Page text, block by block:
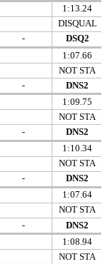
1:13.24
DISQUAL
DSQ2
-
1:07.66
NOT STA
DNS2
-
1:09.75
NOT STA
DNS2
-
1:10.34
NOT STA
DNS2
-
1:07.64
NOT STA
DNS2
-
1:08.94
NOT STA